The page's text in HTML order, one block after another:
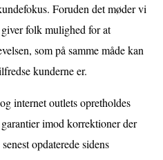
Foruden det møder vi
folk mulighed for at
som på samme måde kan
kunderne er.
internet outlets opretholdes
imod korrektioner der
opdaterede sidens